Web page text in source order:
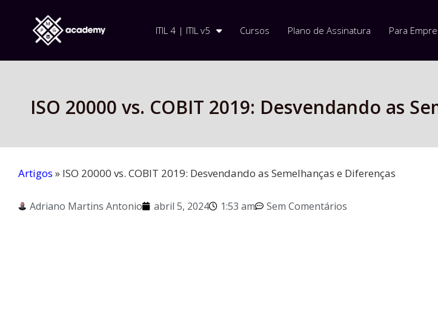
ITIL 4 | ITIL v5 Cursos Plano de Assinatura Para
ISO 20000 vs. COBIT 2019: Desvendando as
Artigos » ISO 20000 vs. COBIT 2019: Desvendando as Semelhanças e Diferenças
Adriano Martins Antonio abril 5, 2024 1:53 am Sem Comentários